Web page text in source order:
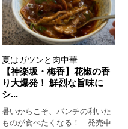
夏はガツンと肉中華
【神楽坂・梅香】花椒の香
り大爆発！ 鮮烈な旨味に
シ...
暑いからこそ、パンチの利いた
ものが食べたくなる！ 発売中